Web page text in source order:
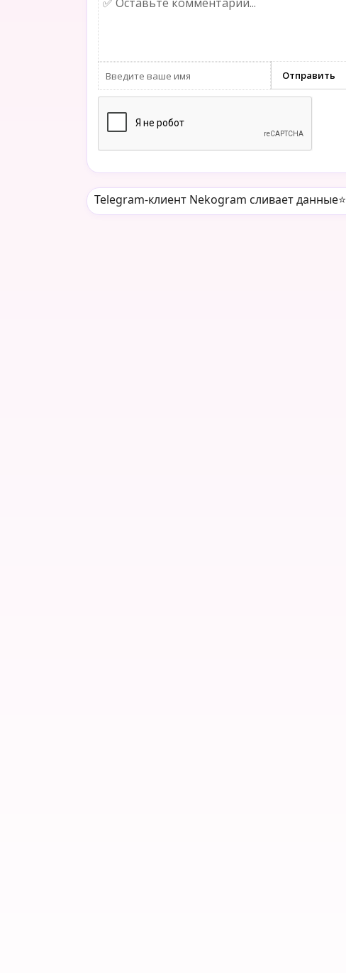
Telegram-клиент Nekogram сливает данные⭐️